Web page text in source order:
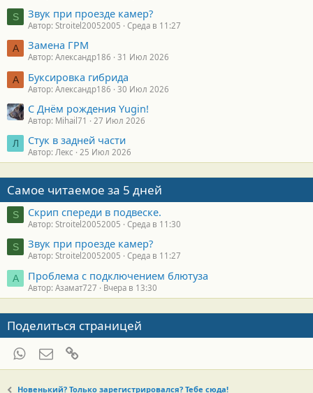
S Звук при проезде камер?
Автор: Stroitel20052005 Среда в 11:27
А Замена ГРМ
Автор: Александр186 31 Июл 2026
А Буксировка гибрида
Автор: Александр186 30 Июл 2026
С Днём рождения Yugin!
Автор: Mihail71 27 Июл 2026
Л Стук в задней части
Автор: Лекс 25 Июл 2026
Самое читаемое за 5 дней
S Скрип спереди в подвеске.
Автор: Stroitel20052005 Среда в 11:30
S Звук при проезде камер?
Автор: Stroitel20052005 Среда в 11:27
А Проблема с подключением блютуза
Автор: Азамат727 Вчера в 13:30
Поделиться страницей
WhatsAppЭлектронная почта
Новенький? Только зарегистрировался? Тебе сюда!